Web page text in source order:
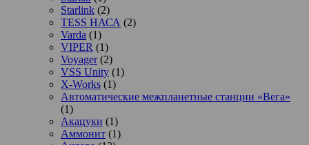
Starlink (2)
TESS НАСА (2)
Varda (1)
VIPER (1)
Voyager(2)
VSS Unity (1)
X-Works (1)
Автоматические межпланетные станции «Вега»
(1)
Акацуки (1)
Аммонит (1)